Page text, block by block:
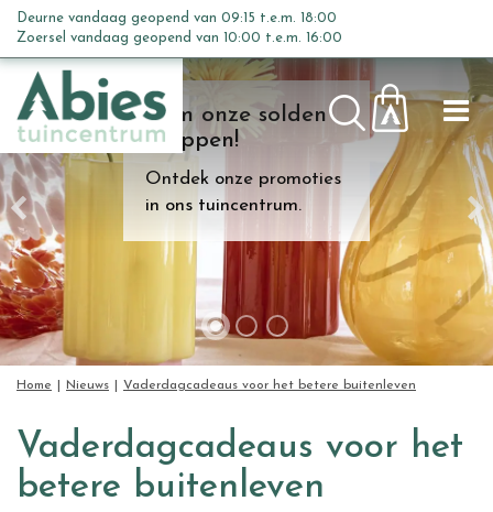
n
c
o
n
t
e
n
t
Kom onze solden
shoppen!
Ontdek onze promoties
in ons tuincentrum.
Home Nieuws Vaderdagcadeaus voor het betere buitenleven
Deurne vandaag geopend van 09:15 t.e.m. 18:00
Zoersel vandaag geopend van 10:00 t.e.m. 16:00
Vaderdagcadeaus voor het
betere buitenleven